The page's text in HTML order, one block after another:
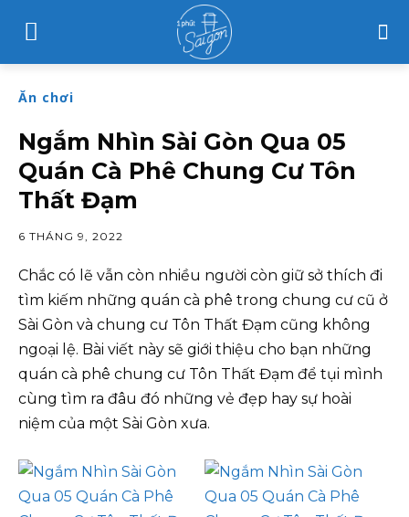
Ăn chơi
Ngắm Nhìn Sài Gòn Qua 05
Quán Cà Phê Chung Cư Tôn
Thất Đạm
6 THÁNG 9, 2022
Chắc có lẽ vẫn còn nhiều người còn giữ sở thích đi
tìm kiếm những quán cà phê trong chung cư cũ ở
Sài Gòn và chung cư Tôn Thất Đạm cũng không
ngoại lệ. Bài viết này sẽ giới thiệu cho bạn những
quán cà phê chung cư Tôn Thất Đạm để tụi mình
cùng tìm ra đâu đó những vẻ đẹp hay sự hoài
niệm của một Sài Gòn xưa.